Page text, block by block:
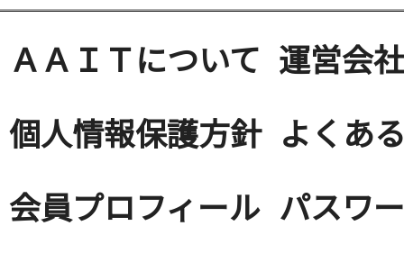
ＡＡＩＴについて 運営会社
個人情報保護方針 よくあ
会員プロフィール パスワ